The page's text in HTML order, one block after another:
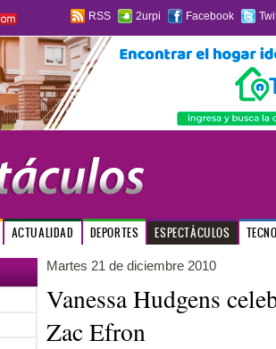
RSS 2urpi Facebook
ACTUALIDAD DEPORTES ESPECTÁCULOS
Martes 21 de diciembre 2010
Vanessa Hudgens
Zac Efron